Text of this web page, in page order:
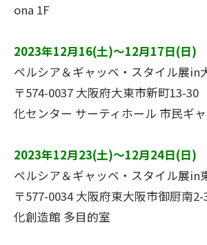
ona 1F
2023年12月16(土)～12月17日(日)
ペルシア＆ギャッベ・スタイル展in
〒574-0037 大阪府大東市新町13-
化センター サーティホール 市民ギ
2023年12月23(土)～12月24日(日)
ペルシア＆ギャッベ・スタイル展in
〒577-0034 大阪府東大阪市御厨南
化創造館 多目的室